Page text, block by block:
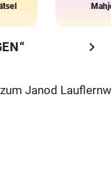
chevron_right